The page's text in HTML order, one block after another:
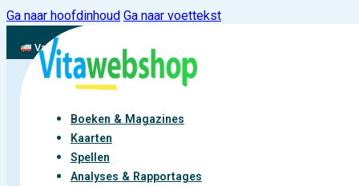
Ga naar hoofdinhoud Ga naar voettekst
Vandaag besteld, binnen 2-3 werkdagen aan de slag met vitaliteit
Boeken & Magazines
Kaarten
Spellen
Analyses & Rapportages